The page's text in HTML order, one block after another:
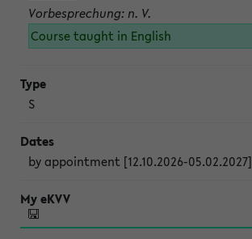
Vorbesprechung: n. V.
Course taught in English
S
by appointment [12.10.2026-05.02.2027]